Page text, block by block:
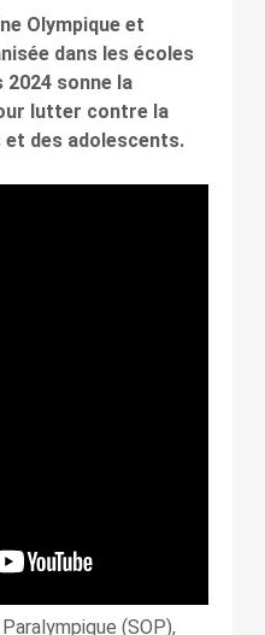
Olympique et
dans les écoles
sonne la
lutter contre la
des adolescents.
(SOP),